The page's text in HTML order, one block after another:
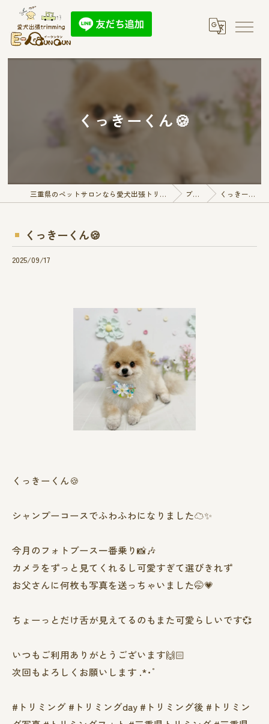
くっきーくん🍪
三重県のペットサロンなら愛犬出張トリミング E-QunQun ブログ くっきーくん🍪
くっきーくん🍪
2025/09/17
くっきーくん🍪
シャンプーコースでふわふわになりました☁✨
今月のフォトブース一番乗り📸🎶
カメラをずっと見てくれるし可愛すぎて選びきれず
お父さんに何枚も写真を送っちゃいました🤭💗
ちょーっとだけ舌が見えてるのもまた可愛らしいです‪💞‬
いつもご利用ありがとうございます🙌🏻
次回もよろしくお願いします .*･ﾟ
#トリミング #トリミングday #トリミング後 #トリミン